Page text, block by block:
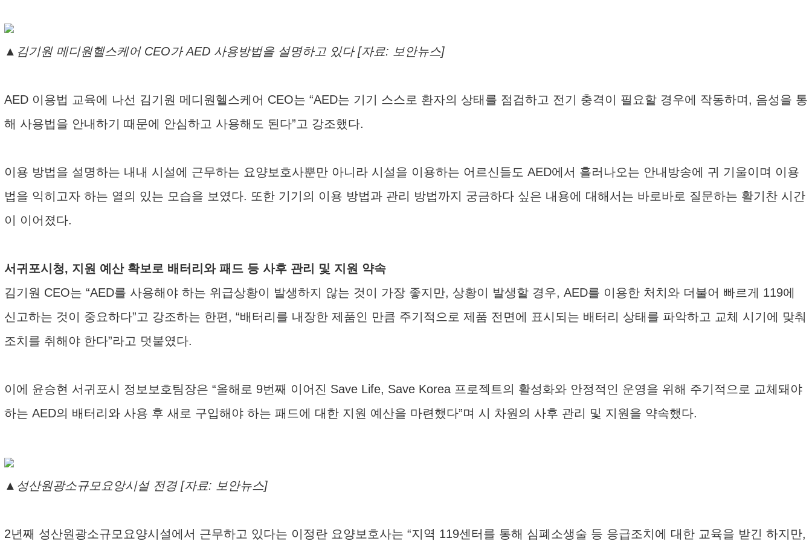
▲김기원 메디원헬스케어 CEO가 AED 사용방법을 설명하고 있다 [자료: 보안뉴스]
AED 이용법 교육에 나선 김기원 메디원헬스케어 CEO는 “AED는 기기 스스로 환자의 상태를 점검하고 전기 충격이 필요할 경우에 작동하며, 음성을 통
해 사용법을 안내하기 때문에 안심하고 사용해도 된다”고 강조했다.
이용 방법을 설명하는 내내 시설에 근무하는 요양보호사뿐만 아니라 시설을 이용하는 어르신들도 AED에서 흘러나오는 안내방송에 귀 기울이며 이용
법을 익히고자 하는 열의 있는 모습을 보였다. 또한 기기의 이용 방법과 관리 방법까지 궁금하다 싶은 내용에 대해서는 바로바로 질문하는 활기찬 시간
이 이어졌다.
서귀포시청, 지원 예산 확보로 배터리와 패드 등 사후 관리 및 지원 약속
김기원 CEO는 “AED를 사용해야 하는 위급상황이 발생하지 않는 것이 가장 좋지만, 상황이 발생할 경우, AED를 이용한 처치와 더불어 빠르게 119에
신고하는 것이 중요하다”고 강조하는 한편, “배터리를 내장한 제품인 만큼 주기적으로 제품 전면에 표시되는 배터리 상태를 파악하고 교체 시기에 맞춰
조치를 취해야 한다”라고 덧붙였다.
이에 윤승현 서귀포시 정보보호팀장은 “올해로 9번째 이어진 Save Life, Save Korea 프로젝트의 활성화와 안정적인 운영을 위해 주기적으로 교체돼야
하는 AED의 배터리와 사용 후 새로 구입해야 하는 패드에 대한 지원 예산을 마련했다”며 시 차원의 사후 관리 및 지원을 약속했다.
▲성산원광소규모요앙시설 전경 [자료: 보안뉴스]
2년째 성산원광소규모요양시설에서 근무하고 있다는 이정란 요양보호사는 “지역 119센터를 통해 심폐소생술 등 응급조치에 대한 교육을 받긴 하지만,